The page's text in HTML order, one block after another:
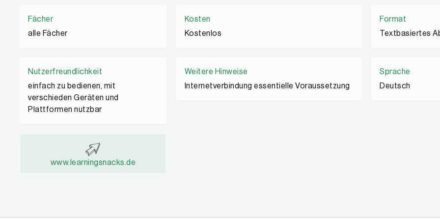
Fächer
alle Fächer
Nutzerfreundlichkeit
einfach zu bedienen, mit
verschieden Geräten und
Plattformen nutzbar
www.learningsnacks.de
Kosten
Kostenlos
Weitere Hinweise
Internetverbindung essentielle Voraussetzung
Format
Textbasiertes
Sprache
Deutsch